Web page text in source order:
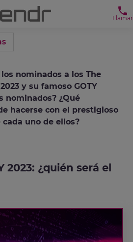
Llamar
nominados a los The
y su famoso GOTY
nominados? ¿Qué
hacerse con el prestigioso
uno de ellos?
2023: ¿quién será el